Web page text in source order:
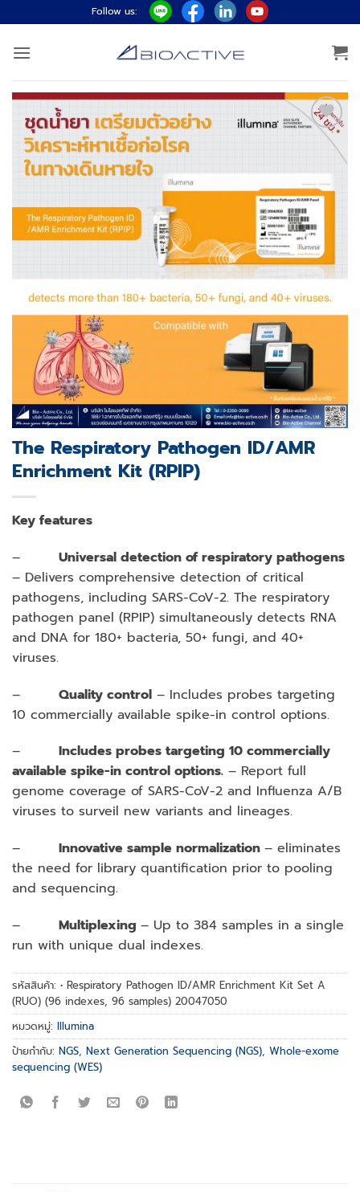
ไป
ยัง
Follow us:
Add to
wishlist
The Respiratory Pathogen ID/AMR
Enrichment Kit (RPIP)
Key features
– Universal detection of respiratory pathogens
– Delivers comprehensive detection of critical
pathogens, including SARS-CoV-2. The respiratory
pathogen panel (RPIP) simultaneously detects RNA
and DNA for 180+ bacteria, 50+ fungi, and 40+
viruses.
– Quality control – Includes probes targeting
10 commercially available spike-in control options.
– Includes probes targeting 10 commercially
available spike-in control options. – Report full
genome coverage of SARS-CoV-2 and Influenza A/B
viruses to surveil new variants and lineages.
– Innovative sample normalization – eliminates
the need for library quantification prior to pooling
and sequencing.
– Multiplexing – Up to 384 samples in a single
run with unique dual indexes.
รหัสสินค้า: • Respiratory Pathogen ID/AMR Enrichment Kit Set A
(RUO) (96 indexes, 96 samples) 20047050
หมวดหมู่: Illumina
ป้ายกำกับ: NGS, Next Generation Sequencing (NGS), Whole-exome
sequencing (WES)